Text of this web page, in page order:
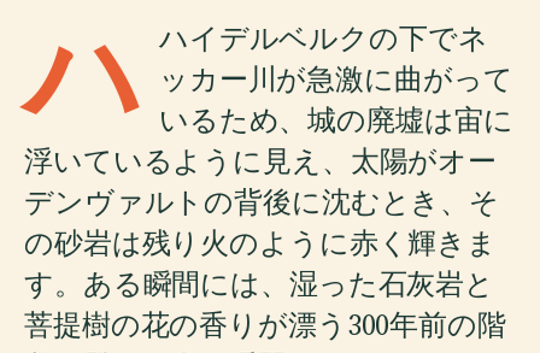
ハ ハイデルベルクの下でネ
ッカー川が急激に曲がって
いるため、城の廃墟は宙に
浮いているように見え、太陽がオー
デンヴァルトの背後に沈むとき、そ
の砂岩は残り火のように赤く輝きま
す。ある瞬間には、湿った石灰岩と
菩提樹の花の香りが漂う300年前の階